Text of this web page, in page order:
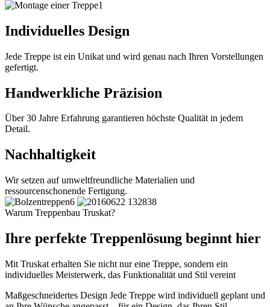
Individuelles Design
Jede Treppe ist ein Unikat und wird genau nach Ihren Vorstellungen
gefertigt.
Handwerkliche Präzision
Über 30 Jahre Erfahrung garantieren höchste Qualität in jedem
Detail.
Nachhaltigkeit
Wir setzen auf umweltfreundliche Materialien und
ressourcenschonende Fertigung.
Warum Treppenbau Truskat?
Ihre perfekte Treppenlösung beginnt hier
Mit Truskat erhalten Sie nicht nur eine Treppe, sondern ein
individuelles Meisterwerk, das Funktionalität und Stil vereint
Maßgeschneidertes Design Jede Treppe wird individuell geplant und